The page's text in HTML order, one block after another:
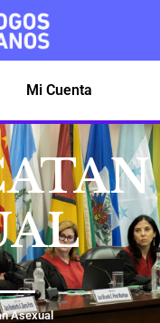
Mi Cuenta
Asexual